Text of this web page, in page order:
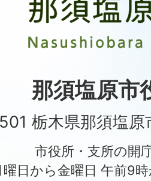
原
市
City
那須塩原市
栃木県那須塩原
市役所・支所の開
曜日から金曜日 午前9